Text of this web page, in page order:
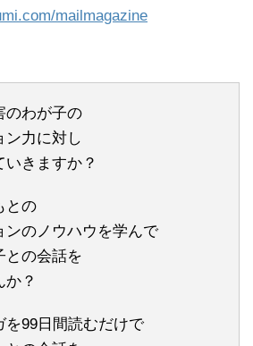
mailmagazine
のわが子の
ン力に対し
きますか？
との
ンのノウハウを学んで
との会話を
か？
を99日間読むだけで